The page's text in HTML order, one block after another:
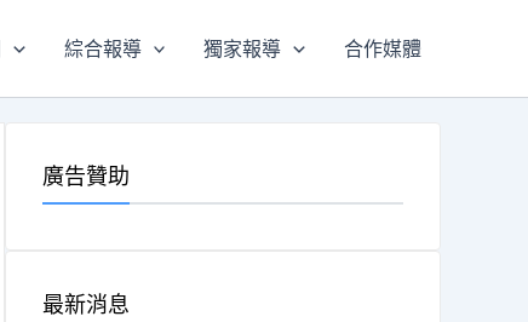
綜合報導 獨家報導 合作媒體
廣告贊助
最新消息